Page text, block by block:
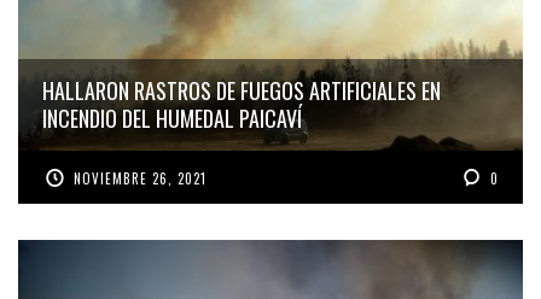
HALLARON RASTROS DE FUEGOS ARTIFICIALES EN
INCENDIO DEL HUMEDAL PAICAVÍ
NOVIEMBRE 26, 2021 0